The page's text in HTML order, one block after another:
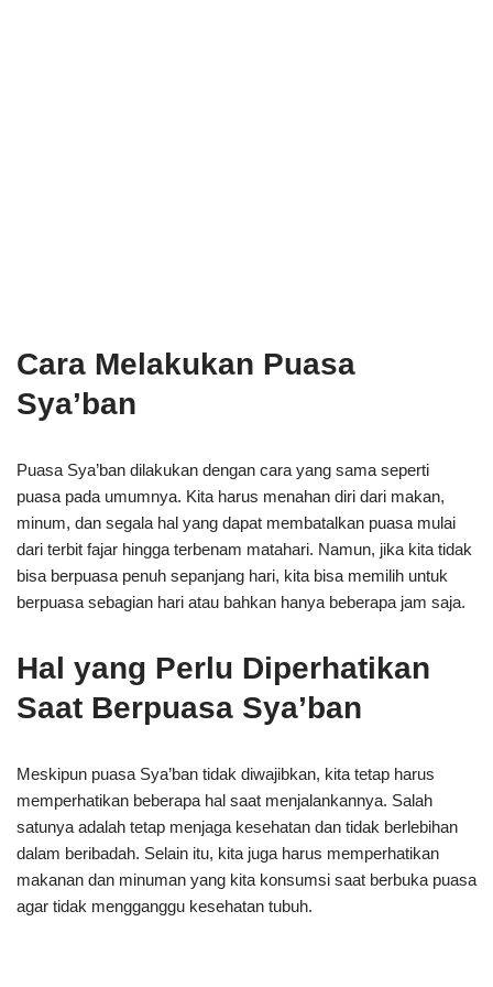
Cara Melakukan Puasa
Sya’ban
Puasa Sya’ban dilakukan dengan cara yang sama seperti
puasa pada umumnya. Kita harus menahan diri dari makan,
minum, dan segala hal yang dapat membatalkan puasa mulai
dari terbit fajar hingga terbenam matahari. Namun, jika kita tidak
bisa berpuasa penuh sepanjang hari, kita bisa memilih untuk
berpuasa sebagian hari atau bahkan hanya beberapa jam saja.
Hal yang Perlu Diperhatikan
Saat Berpuasa Sya’ban
Meskipun puasa Sya’ban tidak diwajibkan, kita tetap harus
memperhatikan beberapa hal saat menjalankannya. Salah
satunya adalah tetap menjaga kesehatan dan tidak berlebihan
dalam beribadah. Selain itu, kita juga harus memperhatikan
makanan dan minuman yang kita konsumsi saat berbuka puasa
agar tidak mengganggu kesehatan tubuh.